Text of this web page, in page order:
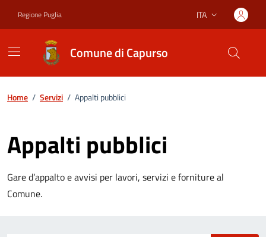
Regione Puglia Lingua attiva:
ITA
Comune di Capurso
Home / Servizi / Appalti pubblici
Appalti pubblici
Gare d’appalto e avvisi per lavori, servizi e forniture al
Comune.